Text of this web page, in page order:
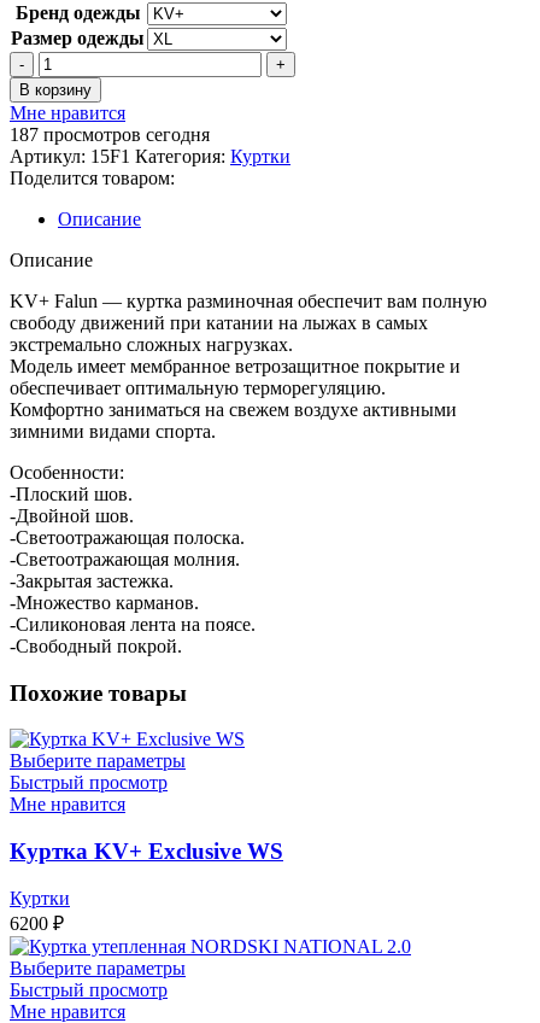
Бренд одежды
Размер одежды
Количество
товара
Куртка
KV+
FALUN
JACKET
В корзину
Мне нравится
187 просмотров сегодня
Артикул: 15F1 Категория: Куртки
Поделится товаром:
Описание
Описание
KV+ Falun — куртка разминочная обеспечит вам полную
свободу движений при катании на лыжах в самых
экстремально сложных нагрузках.
Модель имеет мембранное ветрозащитное покрытие и
обеспечивает оптимальную терморегуляцию.
Комфортно заниматься на свежем воздухе активными
зимними видами спорта.
Особенности:
-Плоский шов.
-Двойной шов.
-Светоотражающая полоска.
-Светоотражающая молния.
-Закрытая застежка.
-Множество карманов.
-Силиконовая лента на поясе.
-Свободный покрой.
Похожие товары
Выберите параметры
Быстрый просмотр
Мне нравится
Куртка KV+ Exclusive WS
Куртки
6200 ₽
Выберите параметры
Быстрый просмотр
Мне нравится